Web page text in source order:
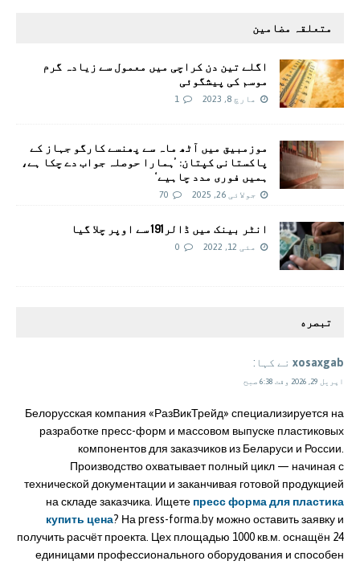
متعلقہ مضامین
اگلے تین دن کراچی میں معمول سے زیادہ گرم
موسم کی پیشگوئی
مارچ 8, 2023 1
موزمبیق میں آٹھ ماہ سے پھنسے کارگو جہاز کے
پاکستانی کپتان: ’ہمارا حوصلہ جواب دے چکا ہے،
ہمیں فوری مدد چاہیے‘
جولائی 26, 2025 70
انٹر بینک میں ڈالر191 سے اوپر چلا گیا
مئی 12, 2022 0
تبصره
xosaxgab نے کہا:
اپریل 29, 2026 وقت 6:38 صبح
Белорусская компания «РазВикТрейд» специализируется на
разработке пресс-форм и массовом выпуске пластиковых
компонентов для заказчиков из Беларуси и России.
Производство охватывает полный цикл — начиная с
технической документации и заканчивая готовой продукцией
на складе заказчика. Ищете пресс форма для пластика
купить цена? На press-forma.by можно оставить заявку и
получить расчёт проекта. Цех площадью 1000 кв.м. оснащён 24
единицами профессионального оборудования и способен